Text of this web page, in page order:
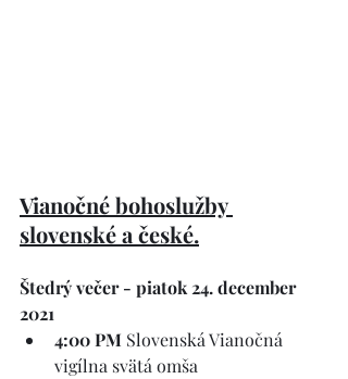
Vianočné bohoslužby
slovenské a české.
Štedrý večer - piatok 24. december
2021
4:00 PM Slovenská Vianočná
vigílna svätá omša